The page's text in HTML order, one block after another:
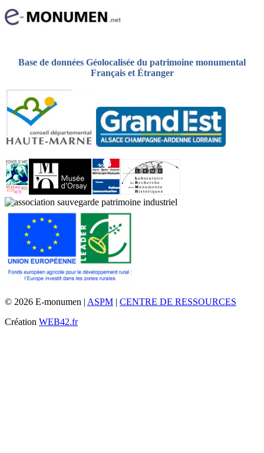
Base de données Géolocalisée du patrimoine monumental
Français et Étranger
© 2026 E-monumen | ASPM | CENTRE DE RESSOURCES
Création WEB42.fr